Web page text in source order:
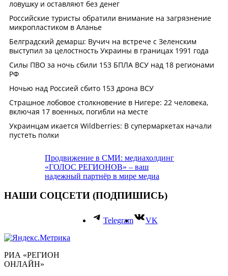
Продвижение в СМИ: медиахолдинг
«ГОЛОС РЕГИОНОВ» – ваш
надежный партнёр в мире медиа
НАШИ СОЦСЕТИ (ПОДПИШИСЬ)
Telegram VK
РИА «РЕГИОН
ОНЛАЙН»